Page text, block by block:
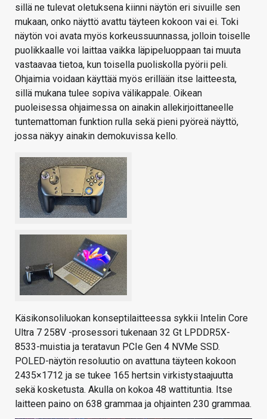
sillä ne tulevat oletuksena kiinni näytön eri sivuille sen
mukaan, onko näyttö avattu täyteen kokoon vai ei. Toki
näytön voi avata myös korkeussuunnassa, jolloin toiselle
puolikkaalle voi laittaa vaikka läpipeluoppaan tai muuta
vastaavaa tietoa, kun toisella puoliskolla pyörii peli.
Ohjaimia voidaan käyttää myös erillään itse laitteesta,
sillä mukana tulee sopiva välikappale. Oikean
puoleisessa ohjaimessa on ainakin allekirjoittaneelle
tuntemattoman funktion rulla sekä pieni pyöreä näyttö,
jossa näkyy ainakin demokuvissa kello.
Käsikonsoliluokan konseptilaitteessa sykkii Intelin Core
Ultra 7 258V -prosessori tukenaan 32 Gt LPDDR5X-
8533-muistia ja teratavun PCIe Gen 4 NVMe SSD.
POLED-näytön resoluutio on avattuna täyteen kokoon
2435×1712 ja se tukee 165 hertsin virkistystaajuutta
sekä kosketusta. Akulla on kokoa 48 wattituntia. Itse
laitteen paino on 638 grammaa ja ohjainten 230 grammaa.